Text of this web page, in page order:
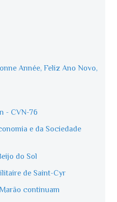
Année, Feliz Ano Novo,
- CVN-76
e da Sociedade
do Sol
de Saint-Cyr
continuam